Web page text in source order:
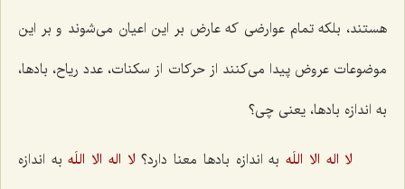
هستند، بلکه تمام عوارضی که عارض بر این اعیان می‌شوند و بر این
موضوعات عروض پیدا می‌کنند از حرکات از سکنات، عدد ریاح، بادها،
به اندازه بادها، یعنی چی؟
لا اله الا اللَهبه اندازه بادها معنا دارد؟ لا اله الا اللَهبه اندازه